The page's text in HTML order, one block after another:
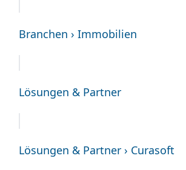
Branchen › Immobilien
Lösungen & Partner
Lösungen & Partner › Curasoft